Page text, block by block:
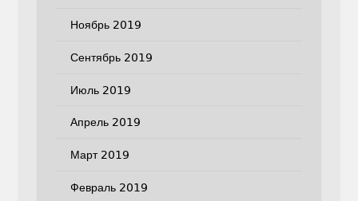
Ноябрь 2019
Сентябрь 2019
Июль 2019
Апрель 2019
Март 2019
Февраль 2019